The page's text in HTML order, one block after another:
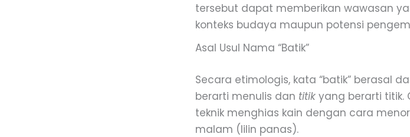
tersebut dapat memberikan wawasan
konteks budaya maupun potensi
Asal Usul Nama “Batik”
Secara etimologis, kata “batik” berasal
berarti menulis dan titik yang berarti titik.
teknik menghias kain dengan cara
malam (lilin panas).